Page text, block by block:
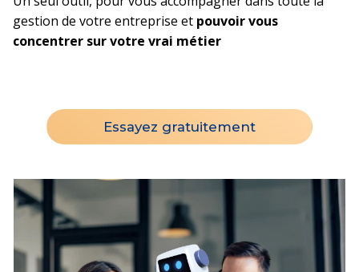
gestion de votre entreprise et pouvoir vous
concentrer sur votre vrai métier
Essayez gratuitement